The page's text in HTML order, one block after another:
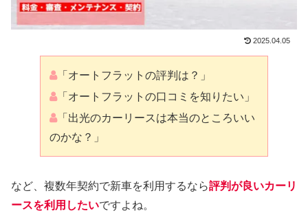
2025.04.05
「オートフラットの評判は？」
「オートフラットの口コミを知りたい」
「出光のカーリースは本当のところいい
のかな？」
など、複数年契約で新車を利用するなら評判が良いカーリ
ースを利用したいですよね。